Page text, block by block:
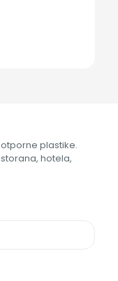
plastike.
hotela,